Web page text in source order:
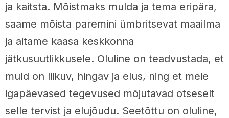
ja kaitsta. Mõistmaks mulda ja tema eripära,
saame mõista paremini ümbritsevat maailma
ja aitame kaasa keskkonna
jätkusuutlikkusele. Oluline on teadvustada, et
muld on liikuv, hingav ja elus, ning et meie
igapäevased tegevused mõjutavad otseselt
selle tervist ja elujõudu. Seetõttu on oluline,